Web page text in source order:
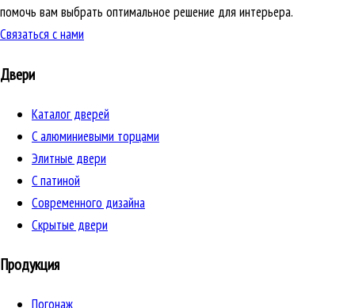
помочь вам выбрать оптимальное решение для интерьера.
Связаться с нами
Двери
Каталог дверей
C алюминиевыми торцами
Элитные двери
C патиной
Cовременного дизайна
Скрытые двери
Продукция
Погонаж